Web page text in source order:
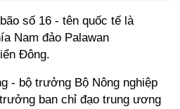
số 16 - tên quốc tế là
Nam đảo Palawan
Đông.
- bộ trưởng Bộ Nông nghiệp
ban chỉ đạo trung ương